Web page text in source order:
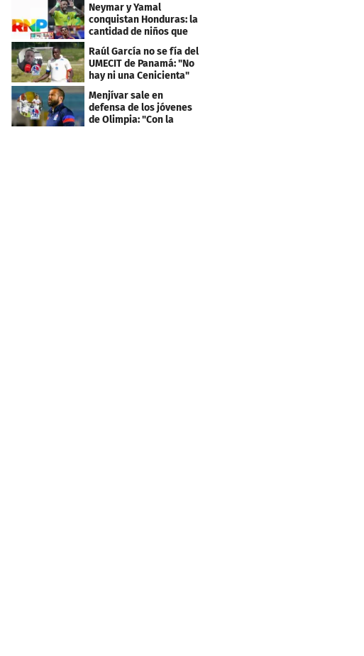
Neymar y Yamal
conquistan Honduras: la
cantidad de niños que
llevan sus nombres
Raúl García no se fía del
UMECIT de Panamá: "No
hay ni una Cenicienta"
Menjívar sale en
defensa de los jóvenes
de Olimpia: "Con la